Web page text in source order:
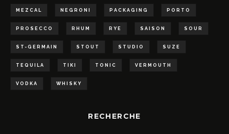
MEZCAL NEGRONI PACKAGING PORTO
PROSECCO RHUM RYE SAISON SOUR
ST-GERMAIN STOUT STUDIO SUZE
TEQUILA TIKI TONIC VERMOUTH
VODKA WHISKY
RECHERCHE